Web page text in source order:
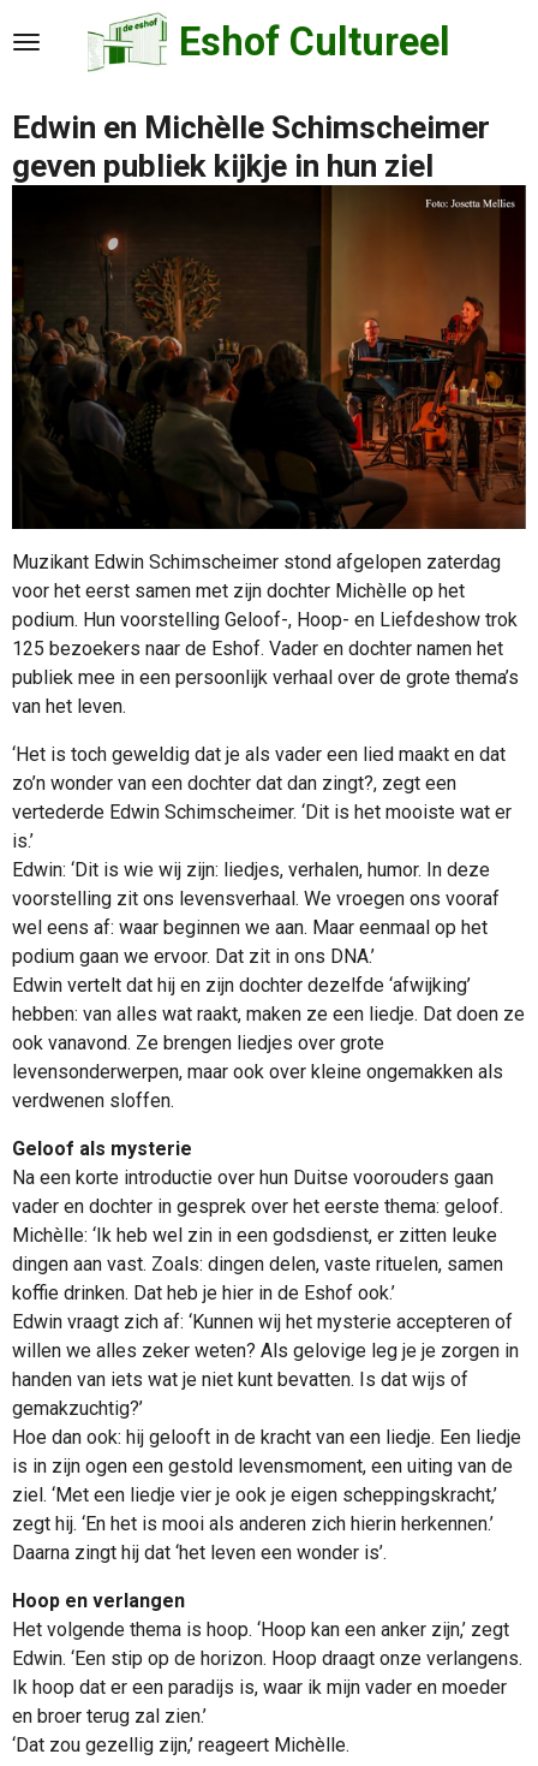
direct
de
hoofdinhoud
Eshof Cultureel
Edwin en Michèlle Schimscheimer
geven publiek kijkje in hun ziel
Muzikant Edwin Schimscheimer stond afgelopen zaterdag
voor het eerst samen met zijn dochter Michèlle op het
podium. Hun voorstelling Geloof-, Hoop- en Liefdeshow trok
125 bezoekers naar de Eshof. Vader en dochter namen het
publiek mee in een persoonlijk verhaal over de grote thema’s
van het leven.
‘Het is toch geweldig dat je als vader een lied maakt en dat
zo’n wonder van een dochter dat dan zingt?, zegt een
vertederde Edwin Schimscheimer. ‘Dit is het mooiste wat er
is.’
Edwin: ‘Dit is wie wij zijn: liedjes, verhalen, humor. In deze
voorstelling zit ons levensverhaal. We vroegen ons vooraf
wel eens af: waar beginnen we aan. Maar eenmaal op het
podium gaan we ervoor. Dat zit in ons DNA.’
Edwin vertelt dat hij en zijn dochter dezelfde ‘afwijking’
hebben: van alles wat raakt, maken ze een liedje. Dat doen ze
ook vanavond. Ze brengen liedjes over grote
levensonderwerpen, maar ook over kleine ongemakken als
verdwenen sloffen.
Geloof als mysterie
Na een korte introductie over hun Duitse voorouders gaan
vader en dochter in gesprek over het eerste thema: geloof.
Michèlle: ‘Ik heb wel zin in een godsdienst, er zitten leuke
dingen aan vast. Zoals: dingen delen, vaste rituelen, samen
koffie drinken. Dat heb je hier in de Eshof ook.’
Edwin vraagt zich af: ‘Kunnen wij het mysterie accepteren of
willen we alles zeker weten? Als gelovige leg je je zorgen in
handen van iets wat je niet kunt bevatten. Is dat wijs of
gemakzuchtig?’
Hoe dan ook: hij gelooft in de kracht van een liedje. Een liedje
is in zijn ogen een gestold levensmoment, een uiting van de
ziel. ‘Met een liedje vier je ook je eigen scheppingskracht,’
zegt hij. ‘En het is mooi als anderen zich hierin herkennen.’
Daarna zingt hij dat ‘het leven een wonder is’.
Hoop en verlangen
Het volgende thema is hoop. ‘Hoop kan een anker zijn,’ zegt
Edwin. ‘Een stip op de horizon. Hoop draagt onze verlangens.
Ik hoop dat er een paradijs is, waar ik mijn vader en moeder
en broer terug zal zien.’
‘Dat zou gezellig zijn,’ reageert Michèlle.